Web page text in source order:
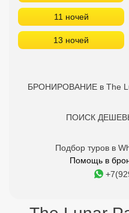
11 ночей
13 ночей
БРОНИРОВАНИЕ в The
ПОИСК
Подбор туров в
Помощь в